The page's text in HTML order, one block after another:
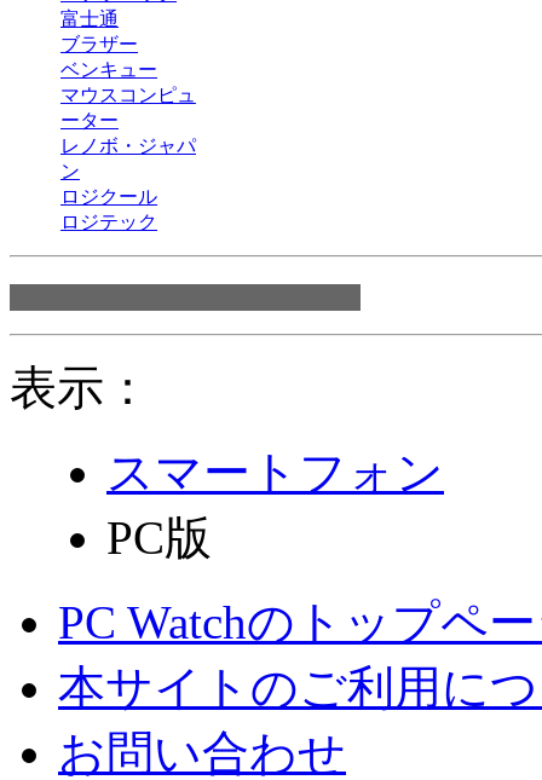
富士通
ブラザー
ベンキュー
マウスコンピュ
ーター
レノボ・ジャパ
ン
ロジクール
ロジテック
表示：
スマートフォン
PC版
PC Watchのトップペ
本サイトのご利用に
お問い合わせ